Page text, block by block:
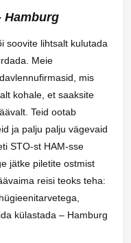
Hamburg
soovite lihtsalt kulutada
Meie
mis
kohale, et saaksite
Teid ootab
ja palju palju vägevaid
STO-st HAM-sse
jätke piletite ostmist
reisi teoks teha:
külastada – Hamburg